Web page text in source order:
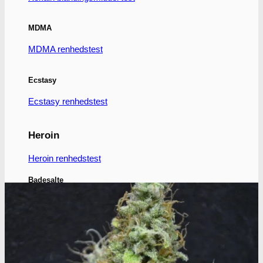
MDMA
MDMA renhedstest
Ecstasy
Ecstasy renhedstest
Heroin
Heroin renhedstest
Badesalte
LSD renhedstest